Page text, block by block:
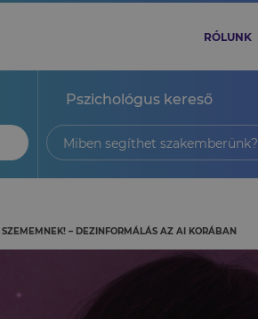
RÓLUNK
Pszichológus kereső
Miben segíthet szakemberünk?
– DEZINFORMÁLÁS AZ AI KORÁBAN